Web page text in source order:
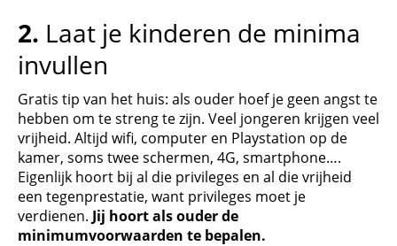
2. Laat je kinderen de minima
invullen
Gratis tip van het huis: als ouder hoef je geen angst te
hebben om te streng te zijn. Veel jongeren krijgen veel
vrijheid. Altijd wifi, computer en Playstation op de
kamer, soms twee schermen, 4G, smartphone….
Eigenlijk hoort bij al die privileges en al die vrijheid
een tegenprestatie, want privileges moet je
verdienen. Jij hoort als ouder de
minimumvoorwaarden te bepalen.